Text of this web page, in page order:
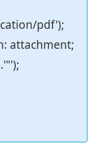
pdf');
attachment;